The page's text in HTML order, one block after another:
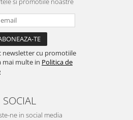
newsletter cu promotiile
mai multe in Politica de
SOCIAL
ne in social media